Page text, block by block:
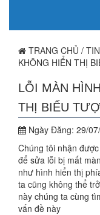
TRANG CHỦ /
KHÔNG HIỂN THỊ
LỖI MÀN
THỊ BIỂU
Ngày Đăng: 29/
Chúng tôi nhận
để sửa lỗi bị mất
như hình hiển thị
ta cũng không thể
này chúng ta cùng
vấn đề này